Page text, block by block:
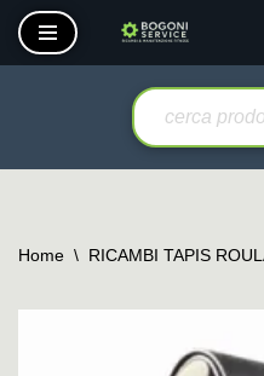
Vai
Home \ RICAMBI TAPIS